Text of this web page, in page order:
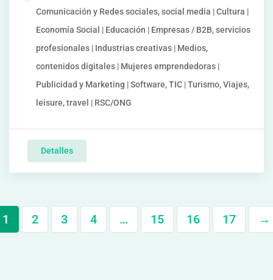
Comunicación y Redes sociales, social media | Cultura |
Economía Social | Educación | Empresas / B2B, servicios
profesionales | Industrias creativas | Medios,
contenidos digitales | Mujeres emprendedoras |
Publicidad y Marketing | Software, TIC | Turismo, Viajes,
leisure, travel | RSC/ONG
Detalles
1 2 3 4 … 15 16 17 →